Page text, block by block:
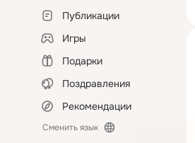
Публикации
Игры
Подарки
Поздравления
Рекомендации
Сменить язык